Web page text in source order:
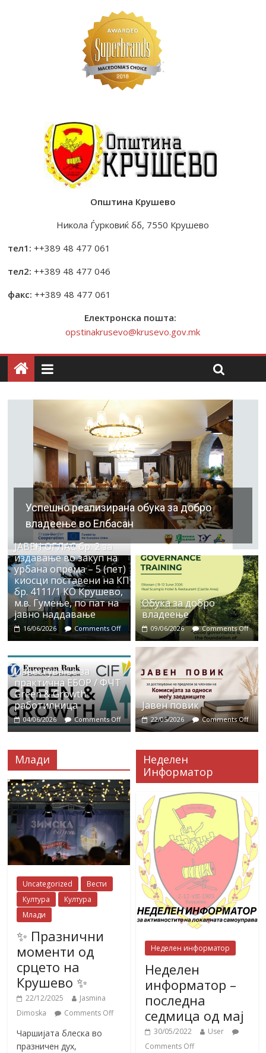
Општина Крушево
Никола Ѓурковиќ бб, 7550 Крушево
тел1: ++389 48 477 061
тел2: ++389 48 477 046
факс: ++389 48 477 061
Електронска пошта:
opstinakrusevo@krusevo.gov.mk
Успешно реализирана обука за добро
владеење во Елбасан
ЈАВЕН ОГЛАС бр. 2 за
издавање во закуп на
урбана опрема – 5 (пет)
киосци поставени на КП
бр. 4111/1 КО Крушево,
м.в. Гумење, по пат на
јавно наддавање
16/06/2026 Comments Off
Обука за добро
владеење
09/06/2026 Comments Off
Известување за
практична ЕБОР / ФЧТ
Green & Growth
работилница
04/06/2026 Comments Off
Јавен повик
22/05/2026 Comments Off
Млади
Uncategorized
Вести
Култура
Култура
Млади
✨ Празнични
моменти од
срцето на
Крушево ✨
22/12/2025
Jasmina
Dimoska
Comments Off
Чаршијата блеска во
празничен дух,
Неделен
Информатор
Неделен информатор
Неделен
информатор –
последна
седмица од мај
30/05/2022
User
Comments Off